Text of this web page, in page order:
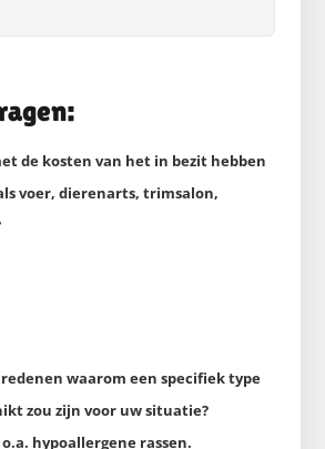
de kosten van het in bezit hebben
voer, dierenarts, trimsalon,
waarom een specifiek type
zou zijn voor uw situatie?
hypoallergene rassen.